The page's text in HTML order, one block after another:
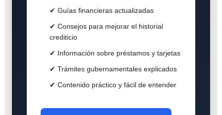
✔ Guías financieras actualizadas
✔ Consejos para mejorar el historial
crediticio
✔ Información sobre préstamos y tarjetas
✔ Trámites gubernamentales explicados
✔ Contenido práctico y fácil de entender